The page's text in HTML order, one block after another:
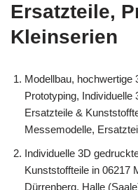
Ersatzteile,
Kleinserien
Modellbau, hochwertige
Prototyping,
Ersatzteile &
Messemodelle,
Individuelle 3D
Kunststoffteile in 06217
Dürrenberg, Halle